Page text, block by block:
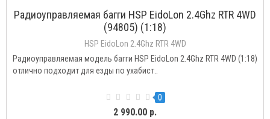
Радиоуправляемая багги HSP EidoLon 2.4Ghz RTR 4WD
(94805) (1:18)
HSP EidoLon 2.4Ghz RTR 4WD
Радиоуправляемая модель багги HSP EidoLon 2.4Ghz RTR 4WD (1:18)
отлично подходит для езды по ухабист..
0
2 990.00 р.